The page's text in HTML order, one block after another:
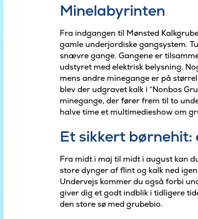
Minelabyrinten
Fra indgangen til Mønsted
gamle underjordiske gangsystem.
snævre gange. Gangene er
udstyret med elektrisk belysning.
mens andre minegange er på
blev der udgravet kalk i “Nonbos
minegange, der fører frem til to
halve time et multimedieshow om
Et sikkert
Fra midt i maj til midt i august kan
store dynger af flint og kalk ned
Undervejs kommer du også forbi
giver dig et godt indblik i tidligere
den store sø med grubebio.